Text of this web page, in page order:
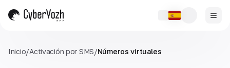
Inicio/Activación por SMS/Números virtuales